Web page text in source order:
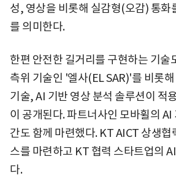
성, 영상을 비롯해 실감형(오감) 통화
를 의미한다.
한편 안전한 길거리를 구현하는 기술
측위 기술인 '엘사(EL SAR)'를 비롯
기술, AI 기반 영상 분석 솔루션이 적
이 공개된다. 파트너사인 모바휠의
간도 함께 마련했다. KT AICT 상생협
스를 마련하고 KT 협력 스타트업의
다.